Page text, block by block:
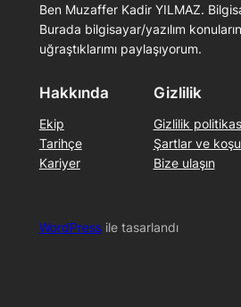
Ben Muzaffer Kadir YILMAZ.
Burada bilgisayar/yazılım
uğraştıklarımı paylaşıyorum.
Hakkında
Ekip
Tarihçe
Kariyer
Gizlilik
Gizlilik
Şartlar ve
Bize ulaşın
WordPressile tasarlandı